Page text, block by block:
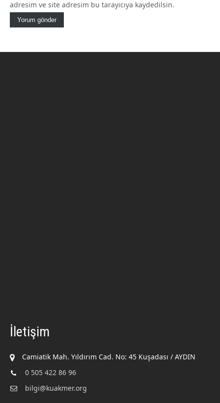
adresim ve site adresim bu tarayıcıya kaydedilsin.
İletişim
Camiatik Mah. Yıldırım Cad. No: 45 Kuşadası / AYDIN
0 505 422 86 96
bilgi@kuakmer.org